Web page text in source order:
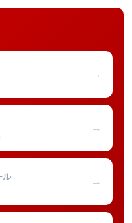
→
→
ル →